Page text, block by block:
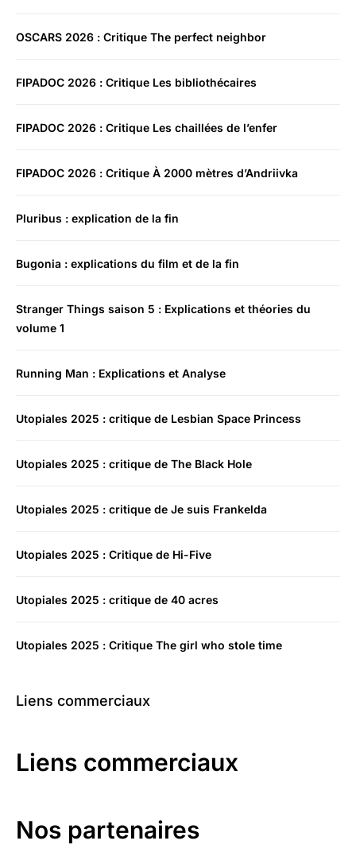
OSCARS 2026 : Critique The perfect neighbor
FIPADOC 2026 : Critique Les bibliothécaires
FIPADOC 2026 : Critique Les chaillées de l’enfer
FIPADOC 2026 : Critique À 2000 mètres d’Andriivka
Pluribus : explication de la fin
Bugonia : explications du film et de la fin
Stranger Things saison 5 : Explications et théories du
volume 1
Running Man : Explications et Analyse
Utopiales 2025 : critique de Lesbian Space Princess
Utopiales 2025 : critique de The Black Hole
Utopiales 2025 : critique de Je suis Frankelda
Utopiales 2025 : Critique de Hi-Five
Utopiales 2025 : critique de 40 acres
Utopiales 2025 : Critique The girl who stole time
Liens commerciaux
Liens commerciaux
Nos partenaires